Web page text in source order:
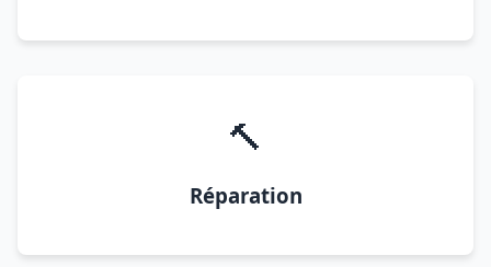
🔨
Réparation